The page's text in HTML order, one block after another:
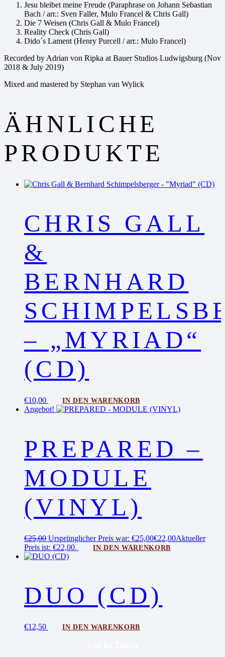
Jesu bleibet meine Freude (Paraphrase on Johann Sebastian
Bach / arr.: Sven Faller, Mulo Francel & Chris Gall)
Die 7 Weisen (Chris Gall & Mulo Francel)
Reality Check (Chris Gall)
Dido´s Lament (Henry Purcell / arr.: Mulo Francel)
Recorded by Adrian von Ripka at Bauer Studios Ludwigsburg (Nov
2018 & July 2019)
Mixed and mastered by Stephan van Wylick
ÄHNLICHE
PRODUKTE
CHRIS GALL
&
BERNHARD
– „MYRIAD“
(CD)
€10,00 IN DEN WARENKORB
Angebot!
PREPARED –
MODULE
(VINYL)
€25,00 Ursprünglicher Preis war: €25,00€22,00Aktueller
Preis ist: €22,00.
IN DEN WARENKORB
DUO (CD)
€12,50 IN DEN WARENKORB